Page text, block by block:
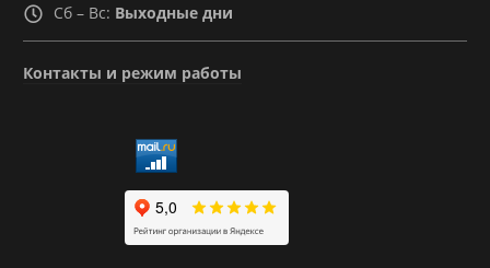
Сб – Вс: Выходные дни
Контакты и режим работы